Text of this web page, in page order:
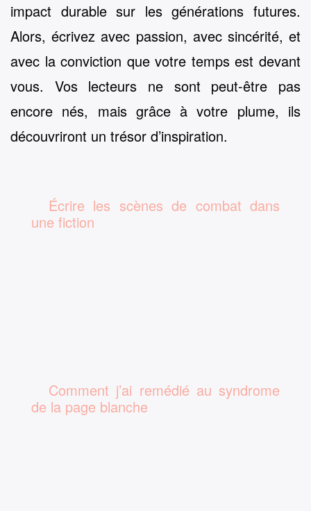
impact durable sur les générations futures.
Alors, écrivez avec passion, avec sincérité, et
avec la conviction que votre temps est devant
vous. Vos lecteurs ne sont peut-être pas
encore nés, mais grâce à votre plume, ils
découvriront un trésor d’inspiration.
Écrire les scènes de combat dans
une fiction
Comment j’ai remédié au syndrome
de la page blanche